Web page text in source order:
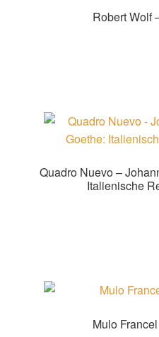
Robert Wolf
Quadro Nuevo –
Italienische
Mulo